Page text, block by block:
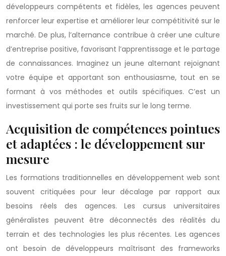
développeurs compétents et fidèles, les agences peuvent
renforcer leur expertise et améliorer leur compétitivité sur le
marché. De plus, l’alternance contribue à créer une culture
d’entreprise positive, favorisant l’apprentissage et le partage
de connaissances. Imaginez un jeune alternant rejoignant
votre équipe et apportant son enthousiasme, tout en se
formant à vos méthodes et outils spécifiques. C’est un
investissement qui porte ses fruits sur le long terme.
Acquisition de compétences pointues
et adaptées : le développement sur
mesure
Les formations traditionnelles en développement web sont
souvent critiquées pour leur décalage par rapport aux
besoins réels des agences. Les cursus universitaires
généralistes peuvent être déconnectés des réalités du
terrain et des technologies les plus récentes. Les agences
ont besoin de développeurs maîtrisant des frameworks